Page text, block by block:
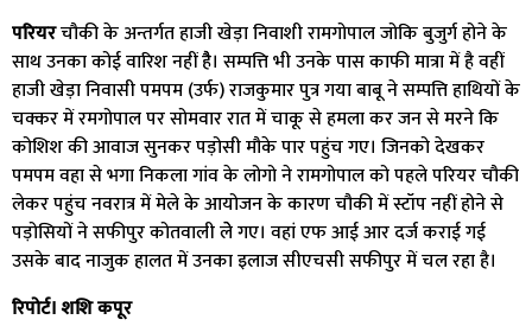
परियरचौकी के अन्तर्गत हाजी खेड़ा निवाशी रामगोपाल जोकि बुजुर्ग होने के
साथ उनका कोई वारिश नहीं हैै। सम्पत्ति भी उनके पास काफी मात्रा में है वहीं
हाजी खेड़ा निवासी पमपम (उर्फ) राजकुमार पुत्र गया बाबू ने सम्पत्ति हाथियों के
चक्कर में रमगोपाल पर सोमवार रात में चाकू से हमला कर जन से मरने कि
कोशिश की आवाज सुनकर पड़ोसी मौके पार पहुंच गए। जिनको देखकर
पमपम वहा से भगा निकला गांव के लोगो ने रामगोपाल को पहले परियर चौकी
लेकर पहुंच नवरात्र में मेले के आयोजन के कारण चौकी में स्टॉप नहीं होने से
पड़ोसियों ने सफीपुर कोतवाली लेे गए। वहां एफ आई आर दर्ज कराई गई
उसके बाद नाजुक हालत में उनका इलाज सीएचसी सफीपुर में चल रहा है।
रिपोर्ट। शशि कपूर